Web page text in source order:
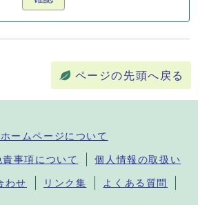
ページの先頭へ戻る
ームページについて
事項について 個人情報の取扱い
わせ リンク集 よくある質問